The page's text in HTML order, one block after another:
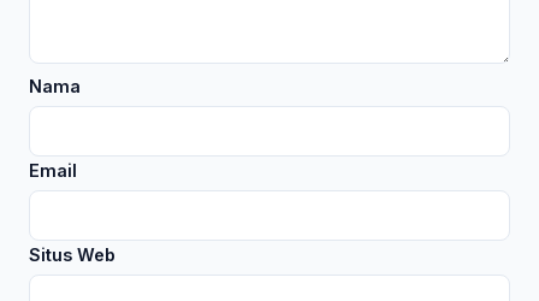
Nama
Email
Situs Web